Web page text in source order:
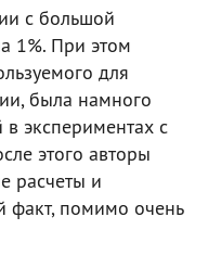
с большой
1%. При этом
для
была намного
экспериментах с
этого авторы
расчеты и
помимо очень